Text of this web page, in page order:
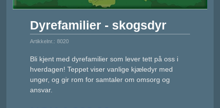
Dyrefamilier - skogsdyr
Artikkelnr.: 8020
Bli kjent med dyrefamilier som lever tett på oss i
hverdagen! Teppet viser vanlige kjæledyr med
unger, og gir rom for samtaler om omsorg og
ansvar.